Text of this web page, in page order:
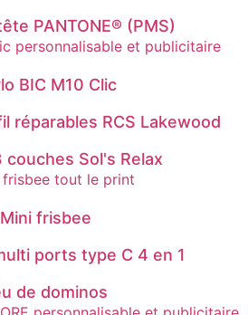
PANTONE® (PMS)
BIC M10 Clic
réparables RCS Lakewood
couches Sol's Relax
Mini frisbee
ports type C 4 en 1
de dominos